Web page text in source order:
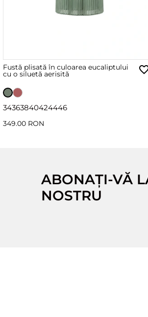
Fustă plisată în culoarea eucaliptului
cu o siluetă aerisită
34363840424446
349.00 RON
ABONAȚI-VĂ
NOSTRU